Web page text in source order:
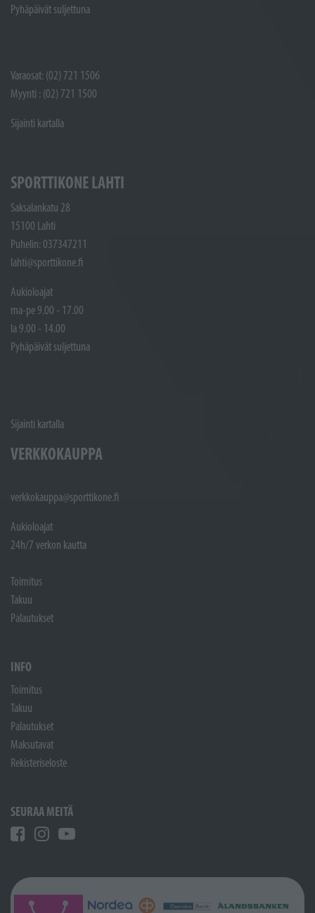
Pyhäpäivät suljettuna
Varaosat: (02) 721 1506
Myynti : (02) 721 1500
Sijainti kartalla
SPORTTIKONE LAHTI
Saksalankatu 28
15100 Lahti
Puhelin: 037347211
lahti@sporttikone.fi
Aukioloajat
ma-pe 9.00 - 17.00
la 9.00 - 14.00
Pyhäpäivät suljettuna
Sijainti kartalla
VERKKOKAUPPA
verkkokauppa@sporttikone.fi
Aukioloajat
24h/7 verkon kautta
Toimitus
Takuu
Palautukset
INFO
Toimitus
Takuu
Palautukset
Maksutavat
Rekisteriseloste
SEURAA MEITÄ